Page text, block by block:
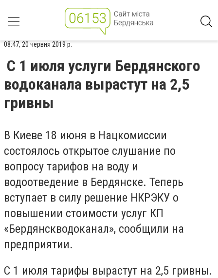
08:47, 20 червня 2019 р.
С 1 июля услуги Бердянского
водоканала вырастут на 2,5
гривны
В Киеве 18 июня в Нацкомиссии
состоялось открытое слушание по
вопросу тарифов на воду и
водоотведение в Бердянске. Теперь
вступает в силу решение НКРЭКУ о
повышении стоимости услуг КП
«Бердянскводоканал», сообщили на
предприятии.
С 1 июля тарифы вырастут на 2,5 гривны.